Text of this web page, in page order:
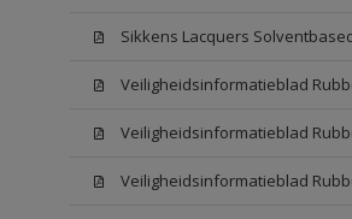
Sikkens Lacquers
Veiligheidsinformatieblad
Veiligheidsinformatieblad
Veiligheidsinformatieblad